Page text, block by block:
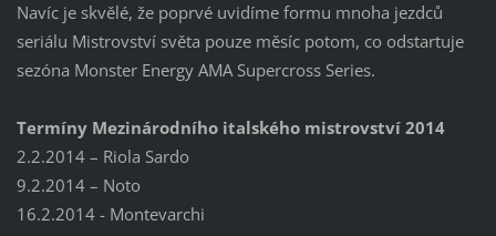
Navíc je skvělé, že poprvé uvidíme formu mnoha jezdců
seriálu Mistrovství světa pouze měsíc potom, co odstartuje
sezóna Monster Energy AMA Supercross Series.
Termíny Mezinárodního italského mistrovství 2014
2.2.2014 – Riola Sardo
9.2.2014 – Noto
16.2.2014 - Montevarchi